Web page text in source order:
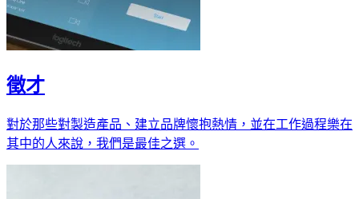
徵才
對於那些對製造產品、建立品牌懷抱熱情，並在工作過程樂在
其中的人來說，我們是最佳之選。